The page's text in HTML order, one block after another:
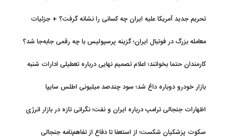
تحریم جدید آمریکا علیه ایران چه کسانی را نشانه گرفت؟ + جزئیات
معامله بزرگ در فوتبال ایران؛ گزینه پرسپولیس با چه رقمی جابه‌جا شد؟
کارمندان حتما بخوانند؛ اعلام تصمیم نهایی درباره تعطیلی ادارات شنبه
بازار خودرو دوباره داغ شد؛ سود چندصد میلیونی اطلس سایپا
اظهارات جنجالی ترامپ درباره ایران و نفت؛ نگرانی تازه در بازار انرژی
سکوت پزشکیان شکست؛ از استعفا تا دفاع از تفاهم‌نامه جنجالی